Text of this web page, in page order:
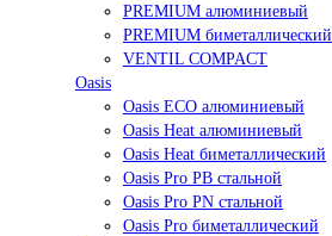
PREMIUM алюминиевый
PREMIUM биметаллический
VENTIL COMPACT
Oasis
Oasis ECO алюминиевый
Oasis Heat алюминиевый
Oasis Heat биметаллический
Oasis Pro PB стальной
Oasis Pro PN стальной
Oasis Pro биметаллический